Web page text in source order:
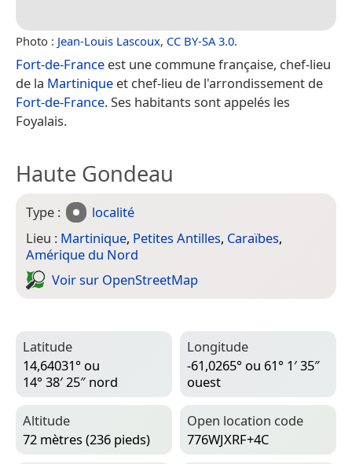
Photo : Jean-Louis Lascoux, CC BY-SA 3.0.
Fort-de-France est une commune française, chef-lieu
de la Martinique et chef-lieu de l'arrondissement de
Fort-de-France. Ses habitants sont appelés les
Foyalais.
Haute Gondeau
Type :
localité
Lieu : Martinique, Petites Antilles, Caraïbes,
Amérique du Nord
Voir sur Open­Street­Map
Latitude
14,64031° ou
14° 38′ 25″ nord
Longitude
-61,0265° ou 61° 1′ 35″
ouest
Altitude
72 mètres (236 pieds)
Open location code
776WJXRF+4C